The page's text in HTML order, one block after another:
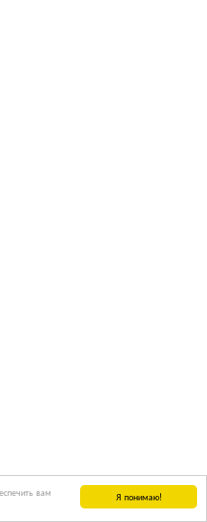
Я понимаю!
вам